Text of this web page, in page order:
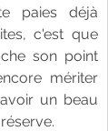
paies déjà
c'est que
son point
mériter
un beau